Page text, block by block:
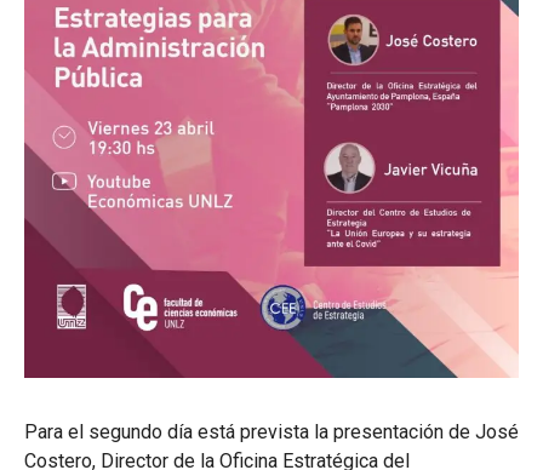
Para el segundo día está prevista la presentación de José
Costero, Director de la Oficina Estratégica del